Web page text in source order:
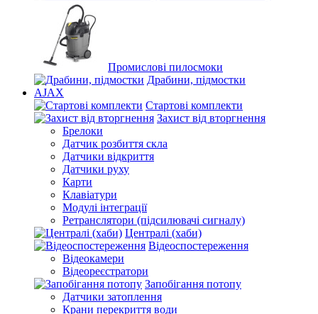
Промислові пилосмоки
Драбини, підмостки
AJAX
Стартові комплекти
Захист від вторгнення
Брелоки
Датчик розбиття скла
Датчики відкриття
Датчики руху
Карти
Клавіатури
Модулі інтеграції
Ретранслятори (підсилювачі сигналу)
Централі (хаби)
Відеоспостереження
Відеокамери
Відеореєстратори
Запобігання потопу
Датчики затоплення
Крани перекриття води